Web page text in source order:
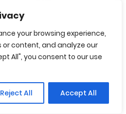
your browsing experience,
content, and analyze our
All", you consent to our use
Reject All Accept All
de iwaki para ti! [Matsu